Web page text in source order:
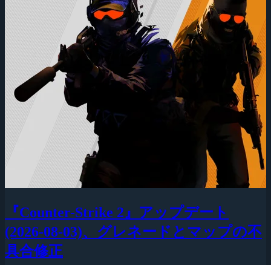
『Counter-Strike 2』アップデート
(2026-08-03)、グレネードとマップの不
具合修正